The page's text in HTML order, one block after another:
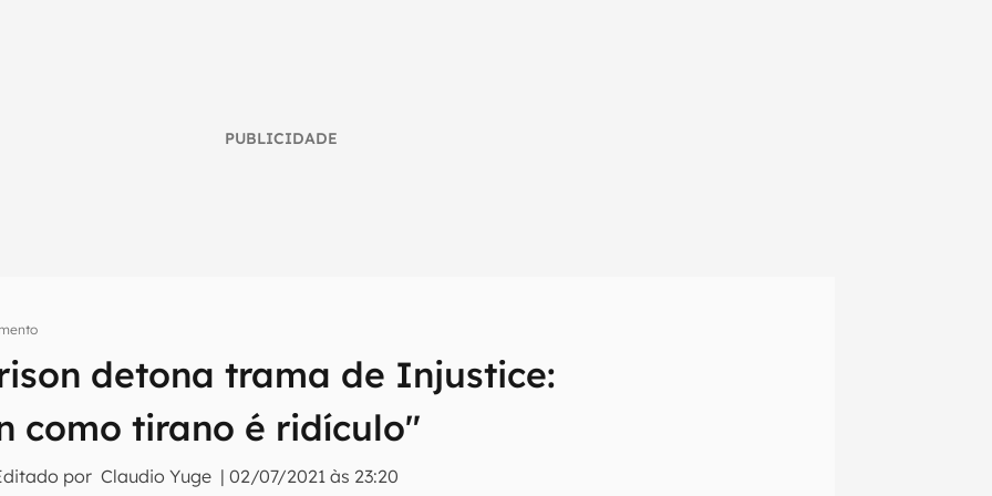
PUBLICIDADE
detona trama de Injustice:
como tirano é ridículo"
por Claudio Yuge |02/07/2021 às 23:20
inteligente do mundo tech!
do Canaltech e receba notícias e reviews sobre tecnologia em primeira